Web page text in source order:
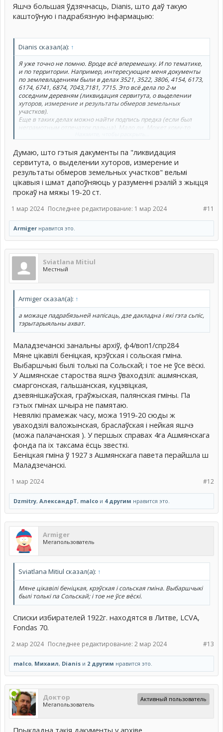
Яшчэ большая ўдзячнасць, Dianis, што даў такую
каштоўную і падрабязную інфармацыю:
Dianis сказал(а): ↑
Я уже точно не помню. Вроде всё вперемешку. И по тематике,
и по территории. Например, интересующие меня документы
по землевладениям были в делах 3521, 3522, 3806, 4154, 6173,
6174, 6741, 6874, 7043,7181, 7715. Это всё дела по 2-м
соседним деревням (ликвидация сервитута, о выделении
хуторов, измерение и результаты обмеров земельных
участков).
Еще в таких делах можно найти подпись предка (если был
неграмотным отпечаток пальца). Мало ли. Может кому-то
землей. До этого по прочей тематике.
Ссуда (вложил скан с обложкой). В названии была упомянута
деревня. Фамилии только внутри.
Думаю, што гэтыя дакументы па "ликвидация
сервитута, о выделении хуторов, измерение и
результаты обмеров земельных участков" вельмі
цікавыя і шмат дапоўняюць у разуменні рэалій з жыцця
прокаў на мяжы 19-20 ст.
#11
1 мар 2024 Последнее редактирование: 1 мар 2024
Armiger нравится это.
Sviatlana Mitiul
Местный
Armiger сказал(а): ↑
а можаце падрабязьней напiсаць, дзе дакладна i якi гэта сьпiс,
тэрытарыяльны ахват.
Маладзечанскі занальны архіў, ф4/воп1/спр284
Мяне цікавілі беніцкая, крэўская і сольская гміна.
Выбаршчыкі былі толькі па Сольскай; і тое не ўсе вёскі.
У Ашмянскае староства яшчэ ўваходзілі: ашмянская,
смаргонская, гальшанская, куцэвіцкая,
дзевянішкаўская, граўжыская, палянская гміны. Па
гэтых гмінах шчыра не памятаю.
Невялікі прамежак часу, можа 1919-20 сюды ж
уваходзілі валожынская, браслаўская і нейкая яшчэ
(можа палачанская ). У першых справах 4га Ашмянскага
фонда па іх таксама ёсць звесткі.
Беніцкая гміна ў 1927 з Ашмянскага павета перайшла ш
Маладзечанскі.
#12
1 мар 2024
Dzmitry, АлександрТ, malco и 4 другим нравится это.
Armiger
Мегапользователь
Sviatlana Mitiul сказал(а): ↑
Мяне цікавілі беніцкая, крэўская і сольская гміна. Выбаршчыкі
былі толькі па Сольскай; і тое не ўсе вёскі.
Списки избирателей 1922г. находятся в Литве, LCVA,
Fondas 70.
#13
2 мар 2024 Последнее редактирование: 2 мар 2024
malco, Михаил, Dianis и 2 другим нравится это.
Доктор
Мегапользователь
Активный пользователь